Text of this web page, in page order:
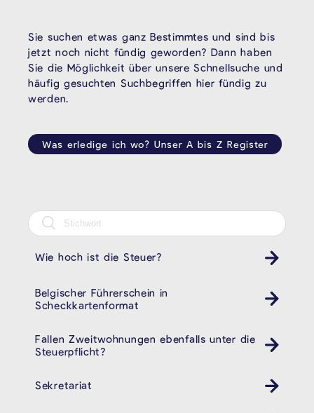
Sie suchen etwas ganz Bestimmtes und sind bis
jetzt noch nicht fündig geworden? Dann haben
Sie die Möglichkeit über unsere Schnellsuche und
häufig gesuchten Suchbegriffen hier fündig zu
werden.
Was erledige ich wo? Unser A bis Z Register
Wie hoch ist die Steuer?
Belgischer Führerschein in
Scheckkartenformat
Fallen Zweitwohnungen ebenfalls unter die
Steuerpflicht?
Sekretariat